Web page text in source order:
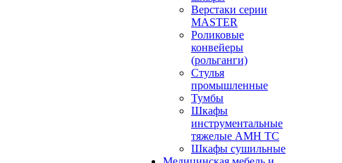
Верстаки серии
MASTER
Роликовые
конвейеры
(рольганги)
Стулья
промышленные
Тумбы
Шкафы
инструментальные
тяжелые АМН ТС
Шкафы сушильные